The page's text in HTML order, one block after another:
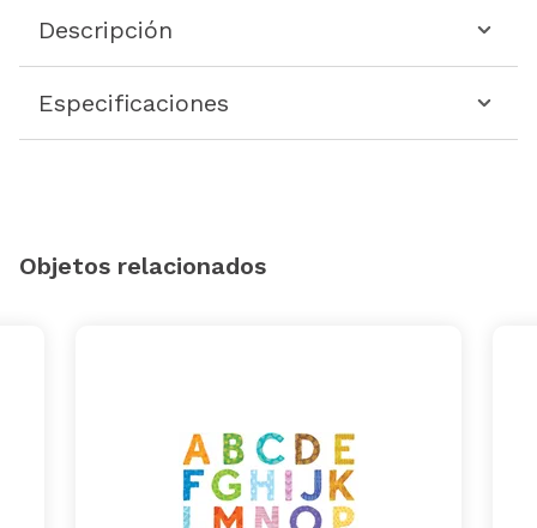
Descripción
Especificaciones
Objetos relacionados